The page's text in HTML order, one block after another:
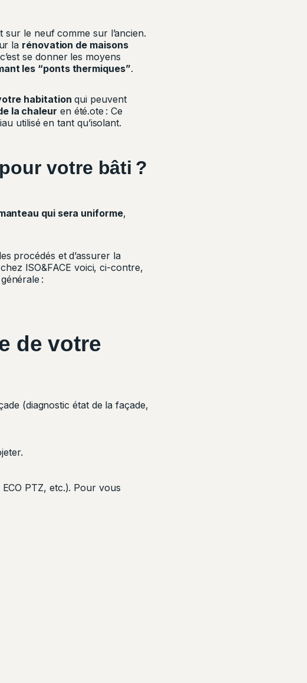
sur le neuf comme sur l’ancien.
la rénovation de maisons
se donner les moyens
les “ponts thermiques”.
habitation qui peuvent
la chaleur en été.ote : Ce
utilisé en tant qu’isolant.
votre bâti ?
qui sera uniforme,
procédés et d’assurer la
ISO&FACE voici, ci-contre,
:
de votre
(diagnostic état de la façade,
PTZ, etc.). Pour vous